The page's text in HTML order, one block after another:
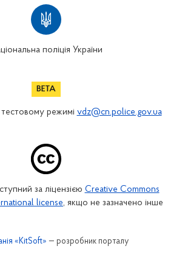
поліція України
режимі vdz@cn.police.gov.ua
за ліцензією Creative Commons
license, якщо не зазначено інше
«KitSoft» — розробник порталу